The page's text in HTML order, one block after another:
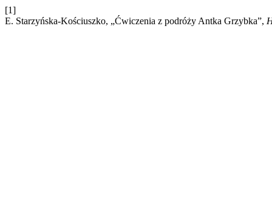
[1]
E. Starzyńska-Kościuszko, „Ćwiczenia z podróży Antka Grzybka”,